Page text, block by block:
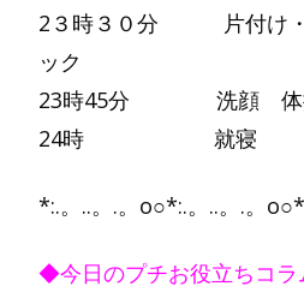
2３時３０分 片付け・
ック
23時45分 洗顔 体
24時 就寝
*:.。..。.。o○*:.。..。.。
◆今日のプチお役立ちコラ